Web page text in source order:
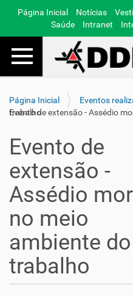
Página Inicial Notícias
Saúde
Intranet
Toggle navigation
Página Inicial
Eventos
Evento de extensão - Assédio moral no meio ambiente do trabalho
Evento de
extensão -
Assédio
no meio
ambiente do
trabalho